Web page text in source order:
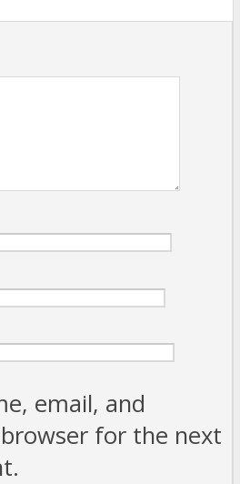
email, and
for the next